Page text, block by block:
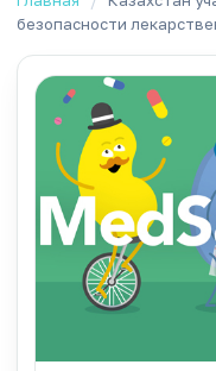
безопасности